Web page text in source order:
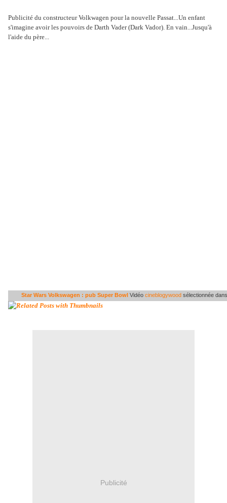
Publicité du constructeur Volkwagen pour la nouvelle Passat...Un enfant
s'imagine avoir les pouvoirs de Darth Vader (Dark Vador). En vain...Jusqu'à
l'aide du père...
Star Wars Volkswagen : pub Super BowlVidéo cineblogywoodsélectionnée
Publicité